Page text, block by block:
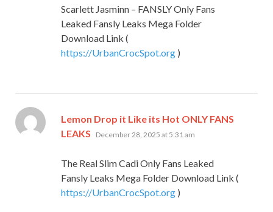
Scarlett Jasminn – FANSLY Only Fans
Leaked Fansly Leaks Mega Folder
Download Link (
https://UrbanCrocSpot.org )
Lemon Drop it Like its Hot ONLY FANS
LEAKS says:
December 28, 2025 at 5:31 am
The Real Slim Cadi Only Fans Leaked
Fansly Leaks Mega Folder Download Link (
https://UrbanCrocSpot.org )